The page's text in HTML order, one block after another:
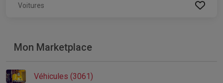
Voitures
Mon Marketplace
Véhicules (3061)